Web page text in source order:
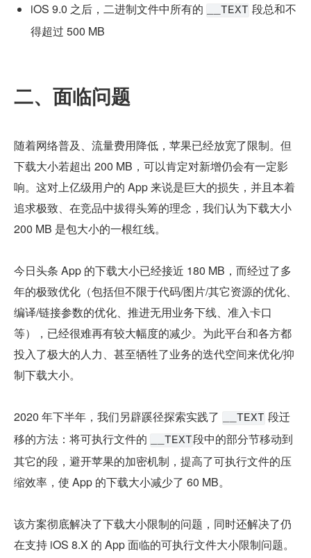
iOS 9.0 之后，二进制文件中所有的
__TEXT 段总和不
得超过 500 MB
二、面临问题
随着网络普及、流量费用降低，苹果已经放宽了限制。但
下载大小若超出 200 MB，可以肯定对新增仍会有一定影
响。这对上亿级用户的 App 来说是巨大的损失，并且本着
追求极致、在竞品中拔得头筹的理念，我们认为下载大小
200 MB 是包大小的一根红线。
今日头条 App 的下载大小已经接近 180 MB，而经过了多
年的极致优化（包括但不限于代码/图片/其它资源的优化、
编译/链接参数的优化、推进无用业务下线、准入卡口
等），已经很难再有较大幅度的减少。为此平台和各方都
投入了极大的人力、甚至牺牲了业务的迭代空间来优化/抑
制下载大小。
2020 年下半年，我们另辟蹊径探索实践了 __TEXT 段迁
移的方法：将可执行文件的
__TEXT段中的部分节移动到
其它的段，避开苹果的加密机制，提高了可执行文件的压
缩效率，使 App 的下载大小减少了 60 MB。
该方案彻底解决了下载大小限制的问题，同时还解决了仍
在支持 iOS 8.X 的 App 面临的可执行文件大小限制问题。